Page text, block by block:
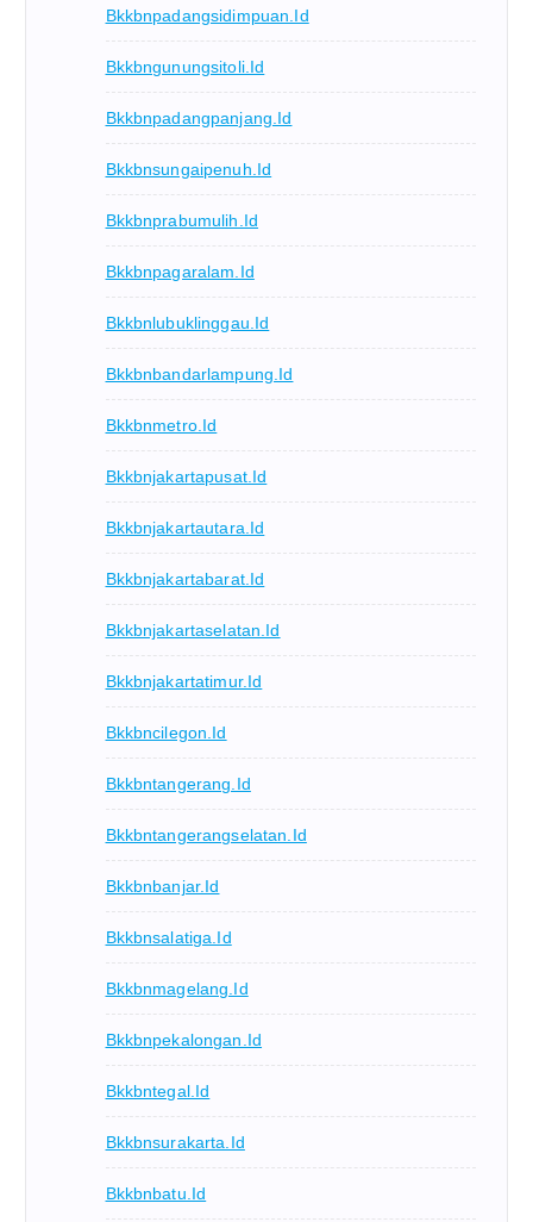
Bkkbnpadangsidimpuan.id
Bkkbngunungsitoli.id
Bkkbnpadangpanjang.id
Bkkbnsungaipenuh.id
Bkkbnprabumulih.id
Bkkbnpagaralam.id
Bkkbnlubuklinggau.id
Bkkbnbandarlampung.id
Bkkbnmetro.id
Bkkbnjakartapusat.id
Bkkbnjakartautara.id
Bkkbnjakartabarat.id
Bkkbnjakartaselatan.id
Bkkbnjakartatimur.id
Bkkbncilegon.id
Bkkbntangerang.id
Bkkbntangerangselatan.id
Bkkbnbanjar.id
Bkkbnsalatiga.id
Bkkbnmagelang.id
Bkkbnpekalongan.id
Bkkbntegal.id
Bkkbnsurakarta.id
Bkkbnbatu.id